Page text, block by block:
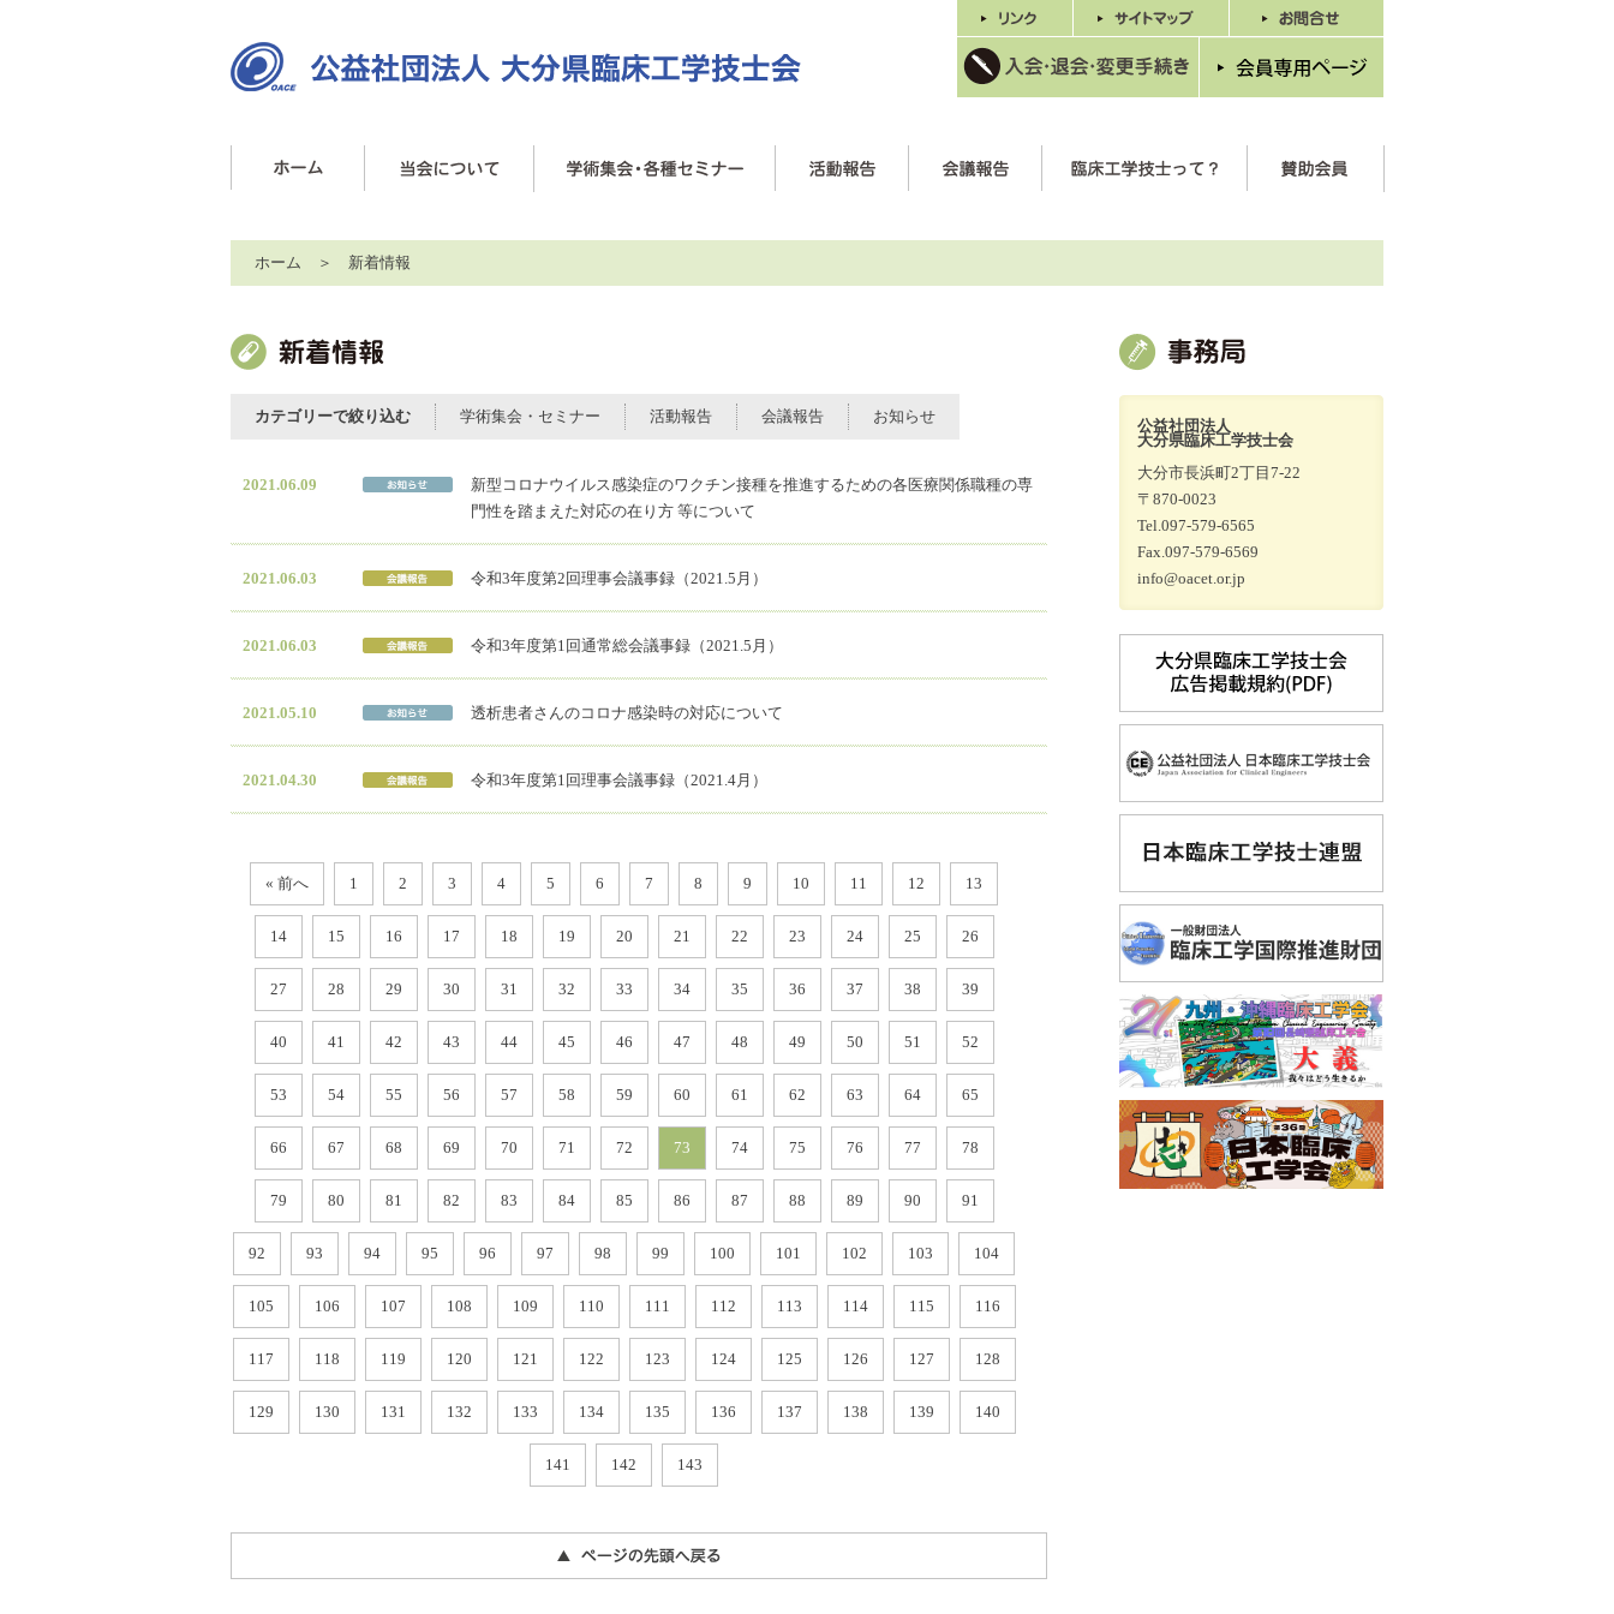
ホーム ＞ 新着情報
カテゴリーで絞り込む 学術集会・セミナー 活動報告 会議報告 お知らせ
2021.06.09
新型コロナウイルス感染症のワクチン接種を推進するための各医療関係職種の専
門性を踏まえた対応の在り方 等について
2021.06.03 令和3年度第2回理事会議事録（2021.5月）
2021.06.03 令和3年度第1回通常総会議事録（2021.5月）
2021.05.10 透析患者さんのコロナ感染時の対応について
2021.04.30 令和3年度第1回理事会議事録（2021.4月）
« 前へ 1 2 3 4 5 6 7 8 9 10 11 12 13
14 15 16 17 18 19 20 21 22 23 24 25 26
27 28 29 30 31 32 33 34 35 36 37 38 39
40 41 42 43 44 45 46 47 48 49 50 51 52
53 54 55 56 57 58 59 60 61 62 63 64 65
66 67 68 69 70 71 72 73 74 75 76 77 78
79 80 81 82 83 84 85 86 87 88 89 90 91
92 93 94 95 96 97 98 99 100 101 102 103 104
105 106 107 108 109 110 111 112 113 114 115 116
117 118 119 120 121 122 123 124 125 126 127 128
129 130 131 132 133 134 135 136 137 138 139 140
141 142 143
公益社団法人
大分県臨床工学技士会
大分市長浜町2丁目7-22
〒870-0023
Tel.097-579-6565
Fax.097-579-6569
info@oacet.or.jp